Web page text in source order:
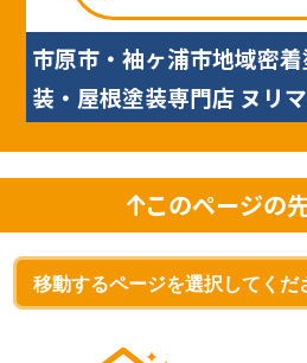
市原市・袖ヶ浦市地域密
装・屋根塗装専門店 ヌリ
このページの